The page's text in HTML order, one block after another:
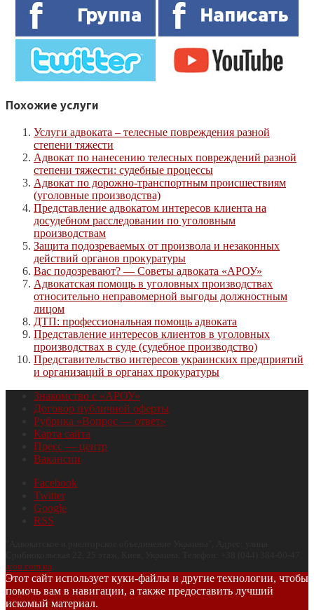
Похожие услуги
Услуги адвоката – телесные повреждения разной
степени тяжести
Адвокат по нанесению телесных повреждений разной
степени тяжести: судебные процессы
Адвокат по дорожно-транспортным происшествиям
(уголовные производства)
Представление адвокатом интересов клиента на
досудебном расследовании по уголовным
производствам
Защита подозреваемых от произвола и незаконных
действий органов прокуратуры
Вас подозревают? — Советы адвоката «АРОУ»
Адвокатская помощь в уголовных производствах
относительно неправомерной выгоды должностным
лицом
ДТП: профессиональная помощь адвоката
Представление интересов клиентов в уголовных
производствах в суде (судебное производство)
Представительство интересов украинских предприятий
и организаций в органах прокуратуры
Знакомство с «АРОУ»
Договор публичной оферты
Рубрика «Вопрос — ответ»
Карта сайта
Пресс — центр
Вакансии
Facebook
Twitter
Google
RSS
arou.com.ua
Этот сайт использует куки-файлы и другие технологии, чтобы
помочь вам в навигации, а также предоставить лучший
искомый материал.